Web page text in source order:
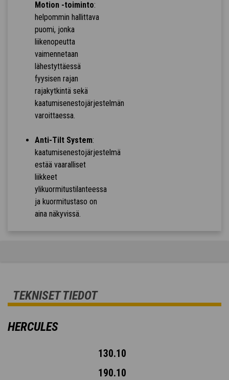
Motion -toiminto:
helpommin hallittava
puomi, jonka
liikenopeutta
vaimennetaan
lähestyttäessä
fyysisen rajan
rajakytkintä sekä
kaatumisenestojärjestelmän
varoittaessa.
Anti-Tilt System:
kaatumisenestojärjestelmä
estää vaaralliset
liikkeet
ylikuormitustilanteessa
ja kuormitustaso on
aina näkyvissä.
TEKNISET TIEDOT
HERCULES
130.10
190.10